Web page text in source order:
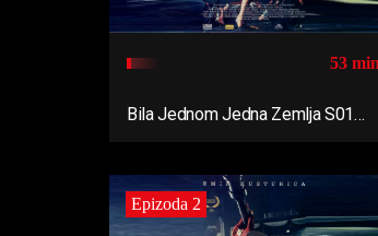
53 min
Bila Jednom Jedna Zemlja S01
Epizoda 2